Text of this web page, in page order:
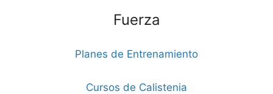
Fuerza
Planes de Entrenamiento
Cursos de Calistenia